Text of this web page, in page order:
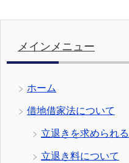
メインメニュー
ホーム
借地借家法について
立退きを求められ
立退き料について